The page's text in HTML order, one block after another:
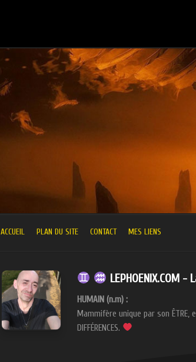
ACCUEIL PLAN DU SITE CONTACT MES LIENS
LEPHOENIX.COM
HUMAIN (n.m) :
Mammifère unique par son ÊTRE,
DIFFÉRENCES.